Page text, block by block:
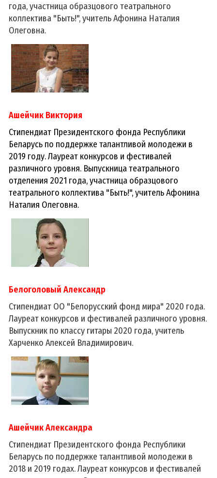
года, участница образцового театрального
коллектива "Быть!", учитель Афонина Наталия
Олеговна.
Ашейчик Виктория
Стипендиат Президентского фонда Республики
Беларусь по поддержке талантливой молодежи в
2019 году. Лауреат конкурсов и фестивалей
различного уровня. Выпускница театрального
отделения 2021 года, участница образцового
театрального коллектива "Быть!", учитель Афонина
Наталия Олеговна.
Белоголовый Александр
Стипендиат ОО "Белорусский фонд мира" 2020 года.
Лауреат конкурсов и фестивалей различного уровня.
Выпускник по классу гитары 2020 года, учитель
Харченко Алексей Владимирович.
Ашейчик Александра
Стипендиат Президентского фонда Республики
Беларусь по поддержке талантливой молодежи в
2018 и 2019 годах. Лауреат конкурсов и фестивалей